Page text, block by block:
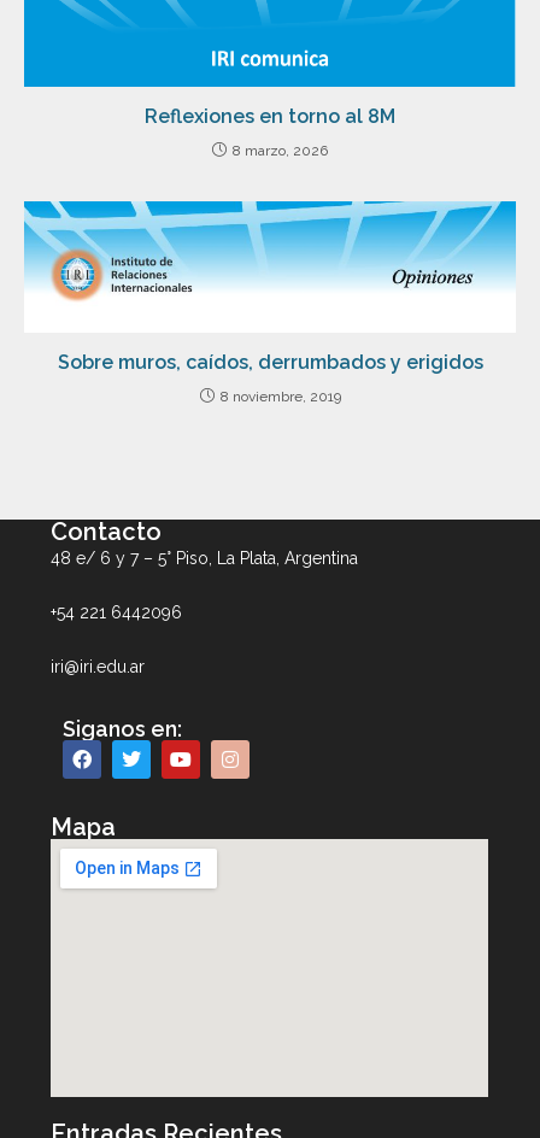
Reflexiones en torno al 8M
8 marzo, 2026
Sobre muros, caídos, derrumbados y erigidos
8 noviembre, 2019
Contacto
48 e/ 6 y 7 – 5° Piso, La Plata, Argentina
+54 221 6442096
iri@iri.edu.ar
Siganos en:
Mapa